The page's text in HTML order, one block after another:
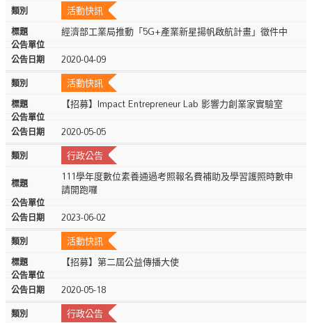
活動快訊
經濟部工業局推動「5G+產業新星揚帆啟航計畫」徵件中
2020-04-09
活動快訊
​【招募】Impact Entrepreneur Lab 影響力創業家實驗室
2020-05-05
行政公告
111學年度數位素養通過考照報名費補助及學習護照時數申
請開跑囉
2023-06-02
活動快訊
【招募】第二屆公益傳播大使
2020-05-18
行政公告